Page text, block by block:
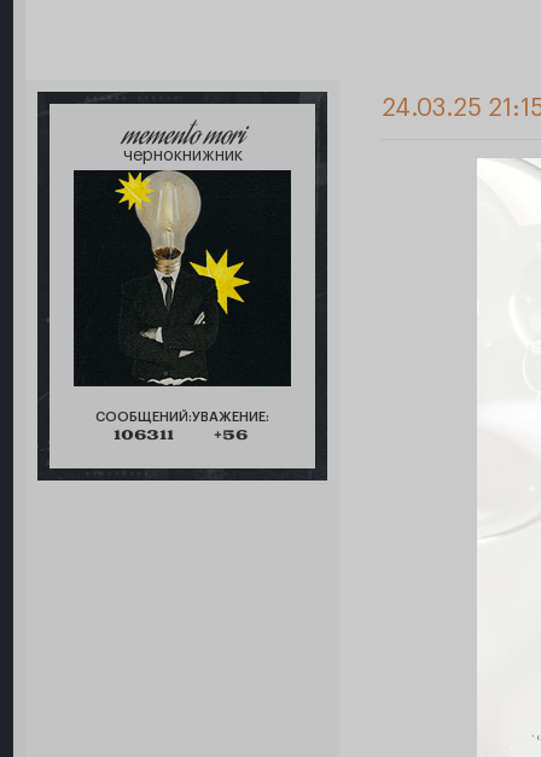
memento mori
чернокнижник
СООБЩЕНИЙ:
106311
УВАЖЕНИЕ:
+56
24.03.25